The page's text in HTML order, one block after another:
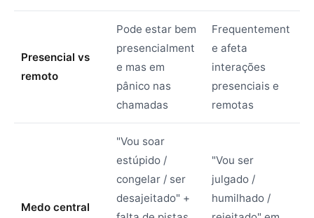
Presencial vs
remoto
Pode estar bem
presencialment
e mas em
pânico nas
chamadas
Frequentement
e afeta
interações
presenciais e
remotas
Medo central
"Vou soar
estúpido /
congelar / ser
desajeitado" +
"Vou ser
julgado /
humilhado /